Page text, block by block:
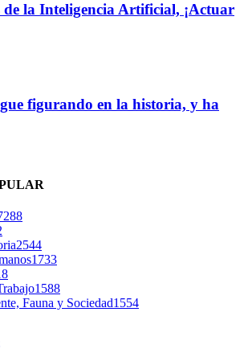
de la Inteligencia Artificial, ¡Actuar
figurando en la historia, y ha
2544
1733
1588
Fauna y Sociedad1554